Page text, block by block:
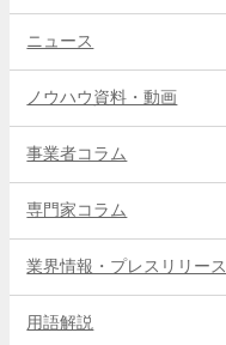
ニュース
ノウハウ資料・動画
事業者コラム
専門家コラム
業界情報・プレスリリース
用語解説